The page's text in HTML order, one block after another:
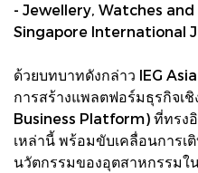
- Jewellery, Watches
Singapore International
ด้วยบทบาทดังกล่าว IEG
การสร้างแพลตฟอร์มธุรกิจเ
Business Platform) ที่ทรง
เหล่านี้ พร้อมขับเคลื่อนการเ
นวัตกรรมของอุตสาหกรรมใ